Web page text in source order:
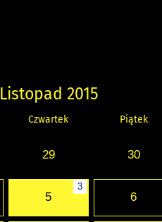
Listopad 2015
Czwartek Piątek
29 30
3
5 6